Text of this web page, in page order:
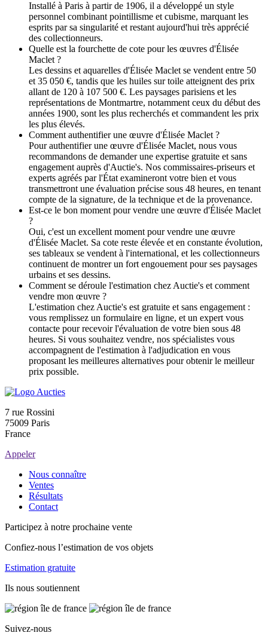
Installé à Paris à partir de 1906, il a développé un style
personnel combinant pointillisme et cubisme, marquant les
esprits par sa singularité et restant aujourd'hui très apprécié
des collectionneurs.
Quelle est la fourchette de cote pour les œuvres d'Élisée
Maclet ?
Les dessins et aquarelles d'Élisée Maclet se vendent entre 50
et 35 050 €, tandis que les huiles sur toile atteignent des prix
allant de 120 à 107 500 €. Les paysages parisiens et les
représentations de Montmartre, notamment ceux du début des
années 1900, sont les plus recherchés et commandent les prix
les plus élevés.
Comment authentifier une œuvre d'Élisée Maclet ?
Pour authentifier une œuvre d'Élisée Maclet, nous vous
recommandons de demander une expertise gratuite et sans
engagement auprès d'Auctie's. Nos commissaires-priseurs et
experts agréés par l'État examineront votre bien et vous
transmettront une évaluation précise sous 48 heures, en tenant
compte de la signature, de la technique et de la provenance.
Est-ce le bon moment pour vendre une œuvre d'Élisée Maclet
?
Oui, c'est un excellent moment pour vendre une œuvre
d'Élisée Maclet. Sa cote reste élevée et en constante évolution,
ses tableaux se vendent à l'international, et les collectionneurs
continuent de montrer un fort engouement pour ses paysages
urbains et ses dessins.
Comment se déroule l'estimation chez Auctie's et comment
vendre mon œuvre ?
L'estimation chez Auctie's est gratuite et sans engagement :
vous remplissez un formulaire en ligne, et un expert vous
contacte pour recevoir l'évaluation de votre bien sous 48
heures. Si vous souhaitez vendre, nos spécialistes vous
accompagnent de l'estimation à l'adjudication en vous
proposant les meilleures alternatives pour obtenir le meilleur
prix possible.
7 rue Rossini
75009 Paris
France
Appeler
Nous connaître
Ventes
Résultats
Contact
Participez à notre prochaine vente
Confiez-nous l’estimation de vos objets
Estimation gratuite
Ils nous soutiennent
Suivez-nous